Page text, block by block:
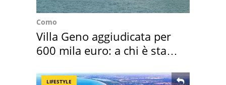
Como
Villa Geno aggiudicata per
600 mila euro: a chi è stata
LIFESTYLE